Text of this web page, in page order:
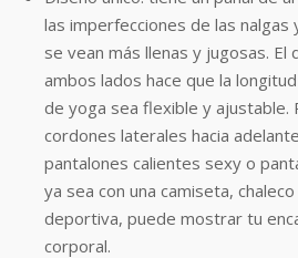
las imperfecciones de las nalgas
se vean más llenas y jugosas. El
ambos lados hace que la
de yoga sea flexible y ajustable.
cordones laterales hacia
pantalones calientes sexy o
ya sea con una camiseta,
deportiva, puede mostrar tu
corporal.